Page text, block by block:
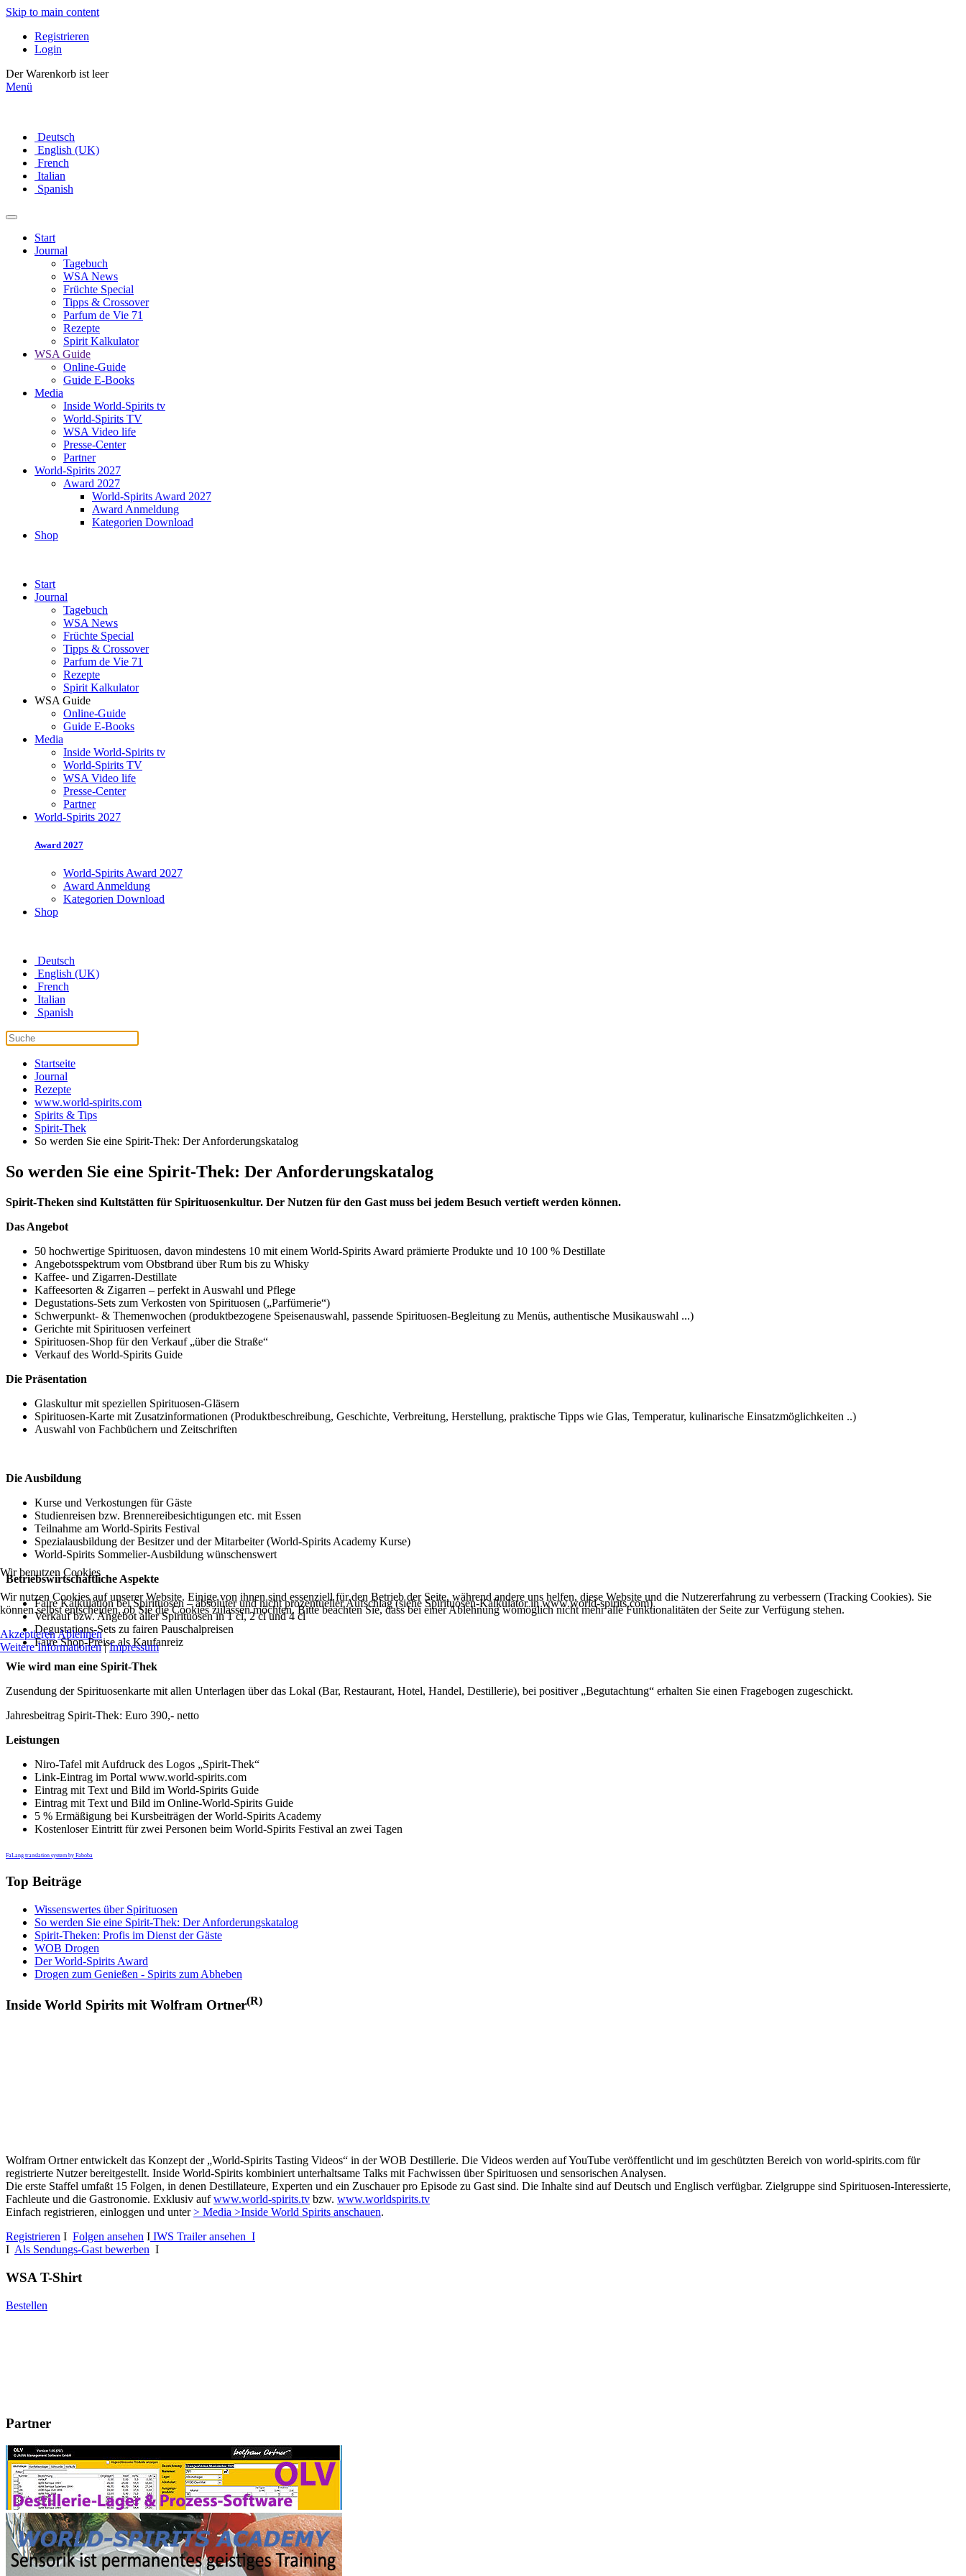
Skip to main content
Registrieren
Login
Der Warenkorb ist leer
Menü
Deutsch
English (UK)
French
Italian
Spanish
Start
Journal
Tagebuch
WSA News
Früchte Special
Tipps & Crossover
Parfum de Vie 71
Rezepte
Spirit Kalkulator
WSA Guide
Online-Guide
Guide E-Books
Media
Inside World-Spirits tv
World-Spirits TV
WSA Video life
Presse-Center
Partner
World-Spirits 2027
Award 2027
World-Spirits Award 2027
Award Anmeldung
Kategorien Download
Shop
Start
Journal
Tagebuch
WSA News
Früchte Special
Tipps & Crossover
Parfum de Vie 71
Rezepte
Spirit Kalkulator
WSA Guide
Online-Guide
Guide E-Books
Media
Inside World-Spirits tv
World-Spirits TV
WSA Video life
Presse-Center
Partner
World-Spirits 2027
Award 2027
World-Spirits Award 2027
Award Anmeldung
Kategorien Download
Shop
Deutsch
English (UK)
French
Italian
Spanish
Startseite
Journal
Rezepte
www.world-spirits.com
Spirits & Tips
Spirit-Thek
So werden Sie eine Spirit-Thek: Der Anforderungskatalog
So werden Sie eine Spirit-Thek: Der Anforderungskatalog
Spirit-Theken sind Kultstätten für Spirituosenkultur. Der Nutzen für den Gast muss bei jedem Besuch vertieft werden können.
Das Angebot
50 hochwertige Spirituosen, davon mindestens 10 mit einem World-Spirits Award prämierte Produkte und 10 100 % Destillate
Angebotsspektrum vom Obstbrand über Rum bis zu Whisky
Kaffee- und Zigarren-Destillate
Kaffeesorten & Zigarren – perfekt in Auswahl und Pflege
Degustations-Sets zum Verkosten von Spirituosen („Parfümerie“)
Schwerpunkt- & Themenwochen (produktbezogene Speisenauswahl, passende Spirituosen-Begleitung zu Menüs, authentische Musikauswahl ...)
Gerichte mit Spirituosen verfeinert
Spirituosen-Shop für den Verkauf „über die Straße“
Verkauf des World-Spirits Guide
Die Präsentation
Glaskultur mit speziellen Spirituosen-Gläsern
Spirituosen-Karte mit Zusatzinformationen (Produktbeschreibung, Geschichte, Verbreitung, Herstellung, praktische Tipps wie Glas, Temperatur, kulinarische Einsatzmöglichkeiten ..)
Auswahl von Fachbüchern und Zeitschriften
Die Ausbildung
Kurse und Verkostungen für Gäste
Studienreisen bzw. Brennereibesichtigungen etc. mit Essen
Teilnahme am World-Spirits Festival
Spezialausbildung der Besitzer und der Mitarbeiter (World-Spirits Academy Kurse)
World-Spirits Sommelier-Ausbildung wünschenswert
Betriebswirtschaftliche Aspekte
Faire Kalkulation bei Spirituosen – absoluter und nicht prozentueller Aufschlag (siehe Spirituosen-Kalkulator in www.world-spirits.com)
Verkauf bzw. Angebot aller Spirituosen in 1 cl, 2 cl und 4 cl
Degustations-Sets zu fairen Pauschalpreisen
Faire Shop-Preise als Kaufanreiz
Wie wird man eine Spirit-Thek
Zusendung der Spirituosenkarte mit allen Unterlagen über das Lokal (Bar, Restaurant, Hotel, Handel, Destillerie), bei positiver „Begutachtung“ erhalten Sie einen Fragebogen zugeschickt.
Jahresbeitrag Spirit-Thek: Euro 390,- netto
Leistungen
Niro-Tafel mit Aufdruck des Logos „Spirit-Thek“
Link-Eintrag im Portal www.world-spirits.com
Eintrag mit Text und Bild im World-Spirits Guide
Eintrag mit Text und Bild im Online-World-Spirits Guide
5 % Ermäßigung bei Kursbeiträgen der World-Spirits Academy
Kostenloser Eintritt für zwei Personen beim World-Spirits Festival an zwei Tagen
FaLang translation system by Faboba
Top Beiträge
Wissenswertes über Spirituosen
So werden Sie eine Spirit-Thek: Der Anforderungskatalog
Spirit-Theken: Profis im Dienst der Gäste
WOB Drogen
Der World-Spirits Award
Drogen zum Genießen - Spirits zum Abheben
Inside World Spirits mit Wolfram Ortner(R)
Wolfram Ortner entwickelt das Konzept der „World-Spirits Tasting Videos“ in der WOB Destillerie. Die Videos werden auf YouTube veröffentlicht und im geschützten Bereich von world-spirits.com für
registrierte Nutzer bereitgestellt. Inside World-Spirits kombiniert unterhaltsame Talks mit Fachwissen über Spirituosen und sensorischen Analysen.
Die erste Staffel umfaßt 15 Folgen, in denen Destillateure, Experten und ein Zuschauer pro Episode zu Gast sind. Die Inhalte sind auf Deutsch und Englisch verfügbar. Zielgruppe sind Spirituosen-Interessierte,
Fachleute und die Gastronomie. Exklusiv aufwww.world-spirits.tv bzw. www.worldspirits.tv
Einfach registrieren, einloggen und unter> Media >Inside World Spirits anschauen.
Registrieren I Folgen ansehen I IWS Trailer ansehen I
I Als Sendungs-Gast bewerben I
WSA T-Shirt
Bestellen
Partner
Wir benutzen Cookies
Wir nutzen Cookies auf unserer Website. Einige von ihnen sind essenziell für den Betrieb der Seite, während andere uns helfen, diese Website und die Nutzererfahrung zu verbessern (Tracking Cookies). Sie
können selbst entscheiden, ob Sie die Cookies zulassen möchten. Bitte beachten Sie, dass bei einer Ablehnung womöglich nicht mehr alle Funktionalitäten der Seite zur Verfügung stehen.
AkzeptierenAblehnen
Weitere Informationen|Impressum